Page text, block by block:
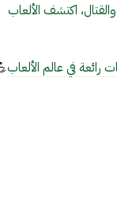
اكتشف الألعاب
رائعة في عالم الألعاب